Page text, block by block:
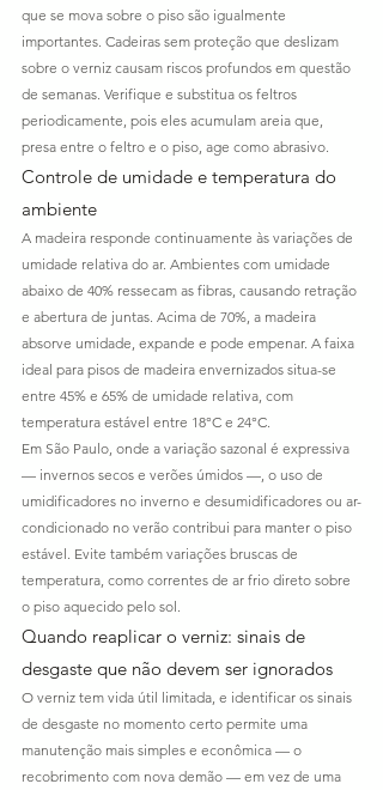
que se mova sobre o piso são igualmente
importantes. Cadeiras sem proteção que deslizam
sobre o verniz causam riscos profundos em questão
de semanas. Verifique e substitua os feltros
periodicamente, pois eles acumulam areia que,
presa entre o feltro e o piso, age como abrasivo.
Controle de umidade e temperatura do
ambiente
A madeira responde continuamente às variações de
umidade relativa do ar. Ambientes com umidade
abaixo de 40% ressecam as fibras, causando retração
e abertura de juntas. Acima de 70%, a madeira
absorve umidade, expande e pode empenar. A faixa
ideal para pisos de madeira envernizados situa-se
entre 45% e 65% de umidade relativa, com
temperatura estável entre 18°C e 24°C.
Em São Paulo, onde a variação sazonal é expressiva
— invernos secos e verões úmidos —, o uso de
umidificadores no inverno e desumidificadores ou ar-
condicionado no verão contribui para manter o piso
estável. Evite também variações bruscas de
temperatura, como correntes de ar frio direto sobre
o piso aquecido pelo sol.
Quando reaplicar o verniz: sinais de
desgaste que não devem ser ignorados
O verniz tem vida útil limitada, e identificar os sinais
de desgaste no momento certo permite uma
manutenção mais simples e econômica — o
recobrimento com nova demão — em vez de uma